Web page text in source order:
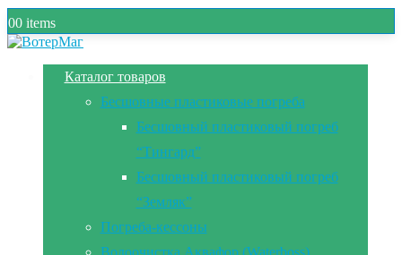
00 items
Каталог товаров
Бесшовные пластиковые погреба
Бесшовный пластиковый погреб
“Тингард”
Бесшовный пластиковый погреб
“Земляк”
Погреба-кессоны
Водоочистка Аквафор (Waterboss)